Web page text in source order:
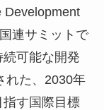
連サミットで
可能な開発
れた、2030年
指す国際目標